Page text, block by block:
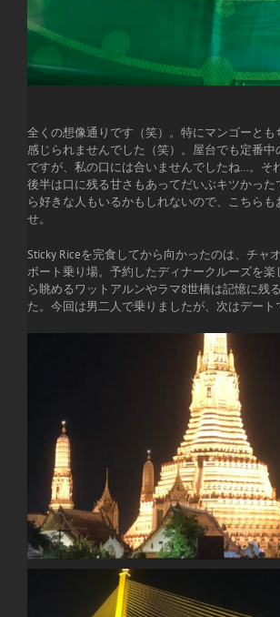
全くの想像通りです（笑）。特にマンゴーとも
感じられませんでした（笑）。屋台でも定番中
ですが、私の口には合いませんでしたね…。そ
後半は口に残る甘さもあってだいぶキツかった
ら好きな人もいるかもしれないので、こちらも
せ。
Sticky Riceを完食してから向かったのは、チャ
ボート乗り場。予約したディナークルーズを楽
ら眺めるワットアルンやラマ8世橋は記憶に残
た。今回は男二人で乗りましたが、次はデート